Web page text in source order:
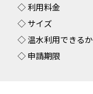
お知らせ
会社概要
お問い合わせ
掲載のお問い合わせ
◇ 利用料金
◇ サイズ
◇ 温水利用できるか
◇ 申請期限